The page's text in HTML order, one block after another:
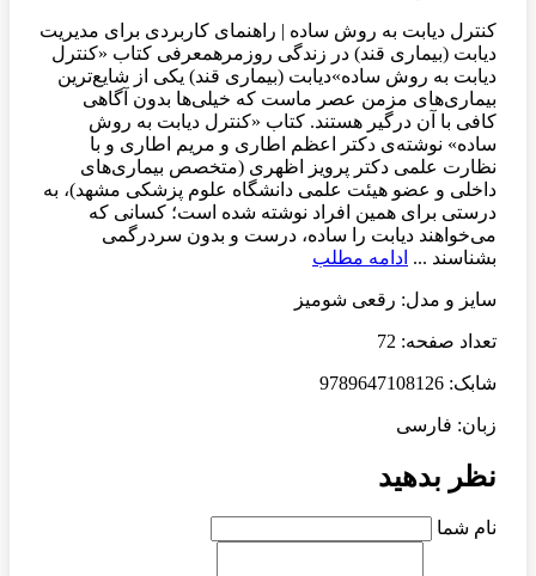
کنترل دیابت به روش ساده | راهنمای کاربردی برای مدیریت
دیابت (بیماری قند) در زندگی روزمرهمعرفی کتاب «کنترل
دیابت به روش ساده»دیابت (بیماری قند) یکی از شایع‌ترین
بیماری‌های مزمن عصر ماست که خیلی‌ها بدون آگاهی
کافی با آن درگیر هستند. کتاب «کنترل دیابت به روش
ساده» نوشته‌ی دکتر اعظم اطاری و مریم اطاری و با
نظارت علمی دکتر پرویز اظهری (متخصص بیماری‌های
داخلی و عضو هیئت علمی دانشگاه علوم پزشکی مشهد)، به
درستی برای همین افراد نوشته شده است؛ کسانی که
می‌خواهند دیابت را ساده، درست و بدون سردرگمی
بشناسند ... ادامه مطلب
سایز و مدل: رقعی شومیز
تعداد صفحه: 72
شابک: 9789647108126
زبان: فارسی
نظر بدهید
نام شما